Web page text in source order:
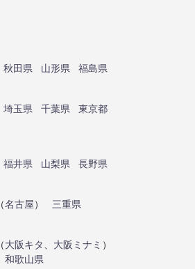
秋田県 山形県
福島県
埼玉県 千葉県
東京都
福井県 山梨県
長野県
（名古屋）
三重県
（大阪キタ 大阪ミナミ ）
和歌山県